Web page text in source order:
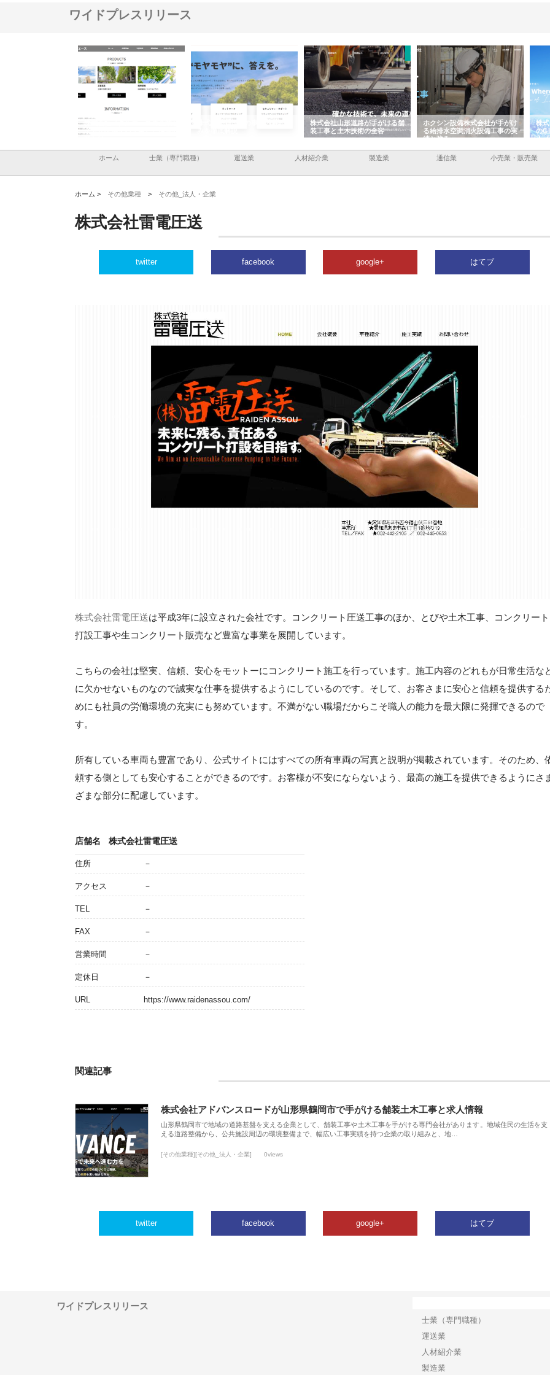
ワイドプレスリリース
株式会社メタルエースの企業サ
イトが提供する充実した情報内
株式会社ＣＳＡの事業内容と強
株式会社山形道路が手がける舗
装工事と土木技術の全容
ホクシン設備株式会社が手がけ
る給排水空調消火設備工事の実
績と強み
株式会社東京シー・エム・
のGISインフラ管理システ
入メリット
ホーム 士業（専門職種） 運送業 人材紹介業 製造業 通信業 小売業・販売業
ホーム > その他業種 > その他_法人・企業
株式会社雷電圧送
twitter facebook google+ はてブ
株式会社雷電圧送は平成3年に設立された会社です。コンクリート圧送工事のほか、とびや土木工事、コンクリート
打設工事や生コンクリート販売など豊富な事業を展開しています。
こちらの会社は堅実、信頼、安心をモットーにコンクリート施工を行っています。施工内容のどれもが日常生活な
に欠かせないものなので誠実な仕事を提供するようにしているのです。そして、お客さまに安心と信頼を提供する
めにも社員の労働環境の充実にも努めています。不満がない職場だからこそ職人の能力を最大限に発揮できるので
す。
所有している車両も豊富であり、公式サイトにはすべての所有車両の写真と説明が掲載されています。そのため、
頼する側としても安心することができるのです。お客様が不安にならないよう、最高の施工を提供できるようにさ
ざまな部分に配慮しています。
店舗名 株式会社雷電圧送
住所 －
アクセス －
TEL －
FAX －
営業時間 －
定休日 －
URL https://www.raidenassou.com/
関連記事
株式会社アドバンスロードが山形県鶴岡市で手がける舗装土木工事と求人情報
山形県鶴岡市で地域の道路基盤を支える企業として、舗装工事や土木工事を手がける専門会社があります。地域住民の生活を支
える道路整備から、公共施設周辺の環境整備まで、幅広い工事実績を持つ企業の取り組みと、地…
[その他業種][その他_法人・企業] 0views
twitter facebook google+ はてブ
ワイドプレスリリース
士業（専門職種）
運送業
人材紹介業
製造業